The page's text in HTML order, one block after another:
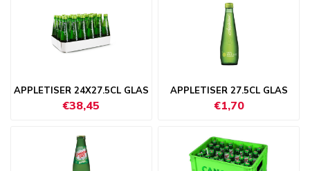
APPLETISER 24X27.5CL GLAS
€38,45
APPLETISER 27.5CL GLAS
€1,70